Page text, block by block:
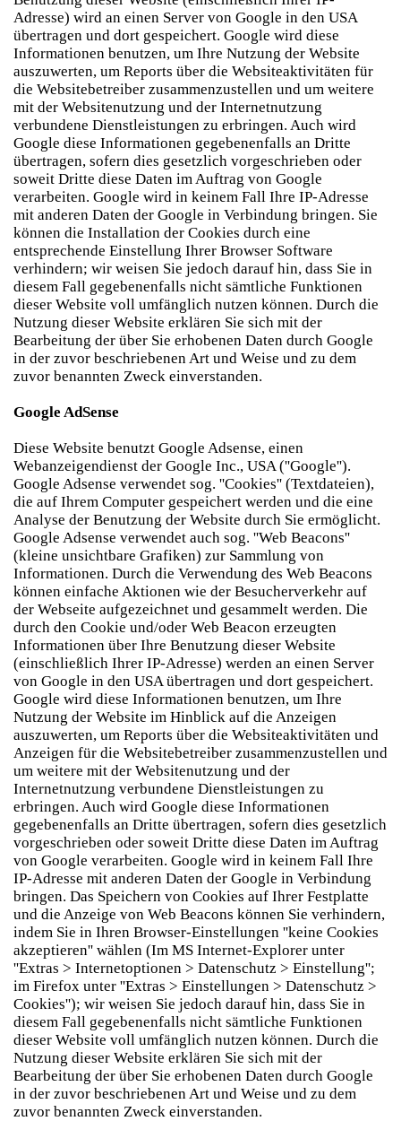
Adresse) wird an einen Server von Google in den USA
übertragen und dort gespeichert. Google wird diese
Informationen benutzen, um Ihre Nutzung der Website
auszuwerten, um Reports über die Websiteaktivitäten für
die Websitebetreiber zusammenzustellen und um weitere
mit der Websitenutzung und der Internetnutzung
verbundene Dienstleistungen zu erbringen. Auch wird
Google diese Informationen gegebenenfalls an Dritte
übertragen, sofern dies gesetzlich vorgeschrieben oder
soweit Dritte diese Daten im Auftrag von Google
verarbeiten. Google wird in keinem Fall Ihre IP-Adresse
mit anderen Daten der Google in Verbindung bringen. Sie
können die Installation der Cookies durch eine
entsprechende Einstellung Ihrer Browser Software
verhindern; wir weisen Sie jedoch darauf hin, dass Sie in
diesem Fall gegebenenfalls nicht sämtliche Funktionen
dieser Website voll umfänglich nutzen können. Durch die
Nutzung dieser Website erklären Sie sich mit der
Bearbeitung der über Sie erhobenen Daten durch Google
in der zuvor beschriebenen Art und Weise und zu dem
zuvor benannten Zweck einverstanden.
Google AdSense
Diese Website benutzt Google Adsense, einen
Webanzeigendienst der Google Inc., USA (''Google'').
Google Adsense verwendet sog. ''Cookies'' (Textdateien),
die auf Ihrem Computer gespeichert werden und die eine
Analyse der Benutzung der Website durch Sie ermöglicht.
Google Adsense verwendet auch sog. ''Web Beacons''
(kleine unsichtbare Grafiken) zur Sammlung von
Informationen. Durch die Verwendung des Web Beacons
können einfache Aktionen wie der Besucherverkehr auf
der Webseite aufgezeichnet und gesammelt werden. Die
durch den Cookie und/oder Web Beacon erzeugten
Informationen über Ihre Benutzung dieser Website
(einschließlich Ihrer IP-Adresse) werden an einen Server
von Google in den USA übertragen und dort gespeichert.
Google wird diese Informationen benutzen, um Ihre
Nutzung der Website im Hinblick auf die Anzeigen
auszuwerten, um Reports über die Websiteaktivitäten und
Anzeigen für die Websitebetreiber zusammenzustellen und
um weitere mit der Websitenutzung und der
Internetnutzung verbundene Dienstleistungen zu
erbringen. Auch wird Google diese Informationen
gegebenenfalls an Dritte übertragen, sofern dies gesetzlich
vorgeschrieben oder soweit Dritte diese Daten im Auftrag
von Google verarbeiten. Google wird in keinem Fall Ihre
IP-Adresse mit anderen Daten der Google in Verbindung
bringen. Das Speichern von Cookies auf Ihrer Festplatte
und die Anzeige von Web Beacons können Sie verhindern,
indem Sie in Ihren Browser-Einstellungen ''keine Cookies
akzeptieren'' wählen (Im MS Internet-Explorer unter
''Extras > Internetoptionen > Datenschutz > Einstellung'';
im Firefox unter ''Extras > Einstellungen > Datenschutz >
Cookies''); wir weisen Sie jedoch darauf hin, dass Sie in
diesem Fall gegebenenfalls nicht sämtliche Funktionen
dieser Website voll umfänglich nutzen können. Durch die
Nutzung dieser Website erklären Sie sich mit der
Bearbeitung der über Sie erhobenen Daten durch Google
in der zuvor beschriebenen Art und Weise und zu dem
zuvor benannten Zweck einverstanden.